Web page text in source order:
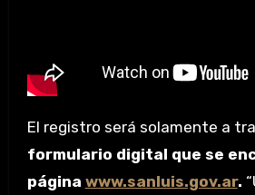
El registro será solamente a
formulario digital que se
página www.sanluis.gov.ar.